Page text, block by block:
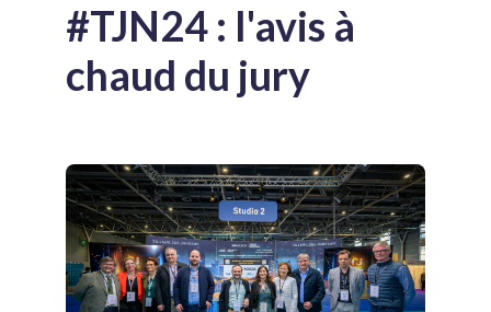
#TJN24 : l'avis à
chaud du jury